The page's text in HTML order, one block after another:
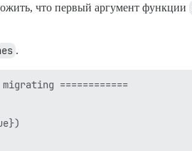
что первый аргумент функции
.
============